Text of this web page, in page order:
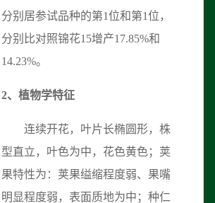
分别居参试品种的第1位和第1位，
分别比对照锦花15增产17.85%和
14.23%。
2、 植物学特征
连续开花，叶片长椭圆形，株
型直立，叶色为中，花色黄色；荚
果特性为：荚果缢缩程度弱、果嘴
明显程度弱，表面质地为中；种仁